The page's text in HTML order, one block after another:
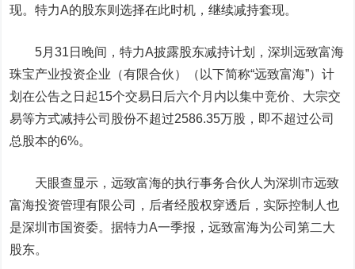
现。特力A的股东则选择在此时机，继续减持套现。
5月31日晚间，特力A披露股东减持计划，深圳远致富海
珠宝产业投资企业（有限合伙）（以下简称“远致富海”）计
划在公告之日起15个交易日后六个月内以集中竞价、大宗交
易等方式减持公司股份不超过2586.35万股，即不超过公司
总股本的6%。
天眼查显示，远致富海的执行事务合伙人为深圳市远致
富海投资管理有限公司，后者经股权穿透后，实际控制人也
是深圳市国资委。据特力A一季报，远致富海为公司第二大
股东。